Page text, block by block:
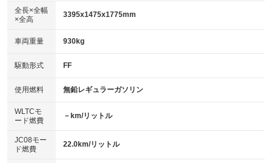
：装備なし
パワーウィンドウ
アイドリングストップ
：装備なし
USB入力端子
：装備なし
100V電源
：装備なし
センターデフロック
：装備なし
電動格納ミラー
：装備なし
：装備なし
革シート
キーレス
HID(キセノンライト)
：装備なし
バックカメラ
：装備なし
エアロ
：装備なし
：装備なし
パワーシート
全長×全幅
×全高
3395x1475x1775mm
車両重量 930kg
駆動形式 FF
使用燃料 無鉛レギュラーガソリン
WLTCモ
ード燃費
－km/リットル
JC08モー
ド燃費
22.0km/リットル